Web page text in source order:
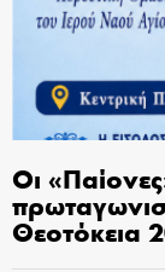
Οι
Θεοτόκεια